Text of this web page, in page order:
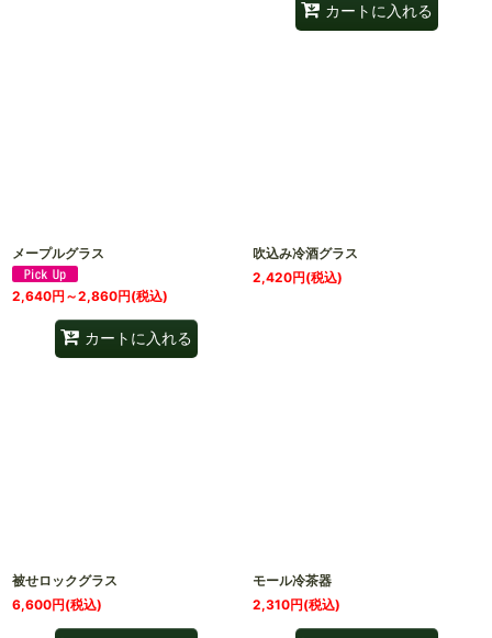
カートに入れる
メープルグラス
2,640円 ～2,860円(税込)
カートに入れる
吹込み冷酒グラス
2,420円(税込)
被せロックグラス
6,600円(税込)
モール冷茶器
2,310円(税込)